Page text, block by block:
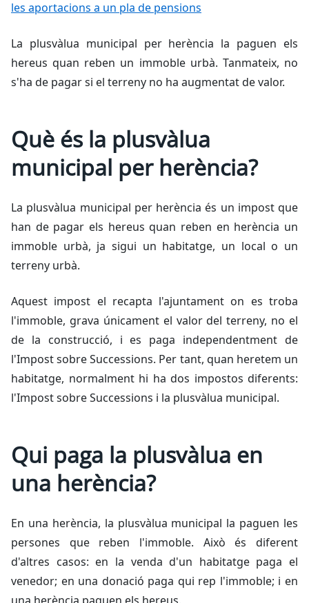
les aportacions a un pla de pensions
La plusvàlua municipal per herència la paguen els
hereus quan reben un immoble urbà. Tanmateix, no
s'ha de pagar si el terreny no ha augmentat de valor.
Què és la plusvàlua
municipal per herència?
La plusvàlua municipal per herència és un impost que
han de pagar els hereus quan reben en herència un
immoble urbà, ja sigui un habitatge, un local o un
terreny urbà.
Aquest impost el recapta l'ajuntament on es troba
l'immoble, grava únicament el valor del terreny, no el
de la construcció, i es paga independentment de
l'Impost sobre Successions. Per tant, quan heretem un
habitatge, normalment hi ha dos impostos diferents:
l'Impost sobre Successions i la plusvàlua municipal.
Qui paga la plusvàlua en
una herència?
En una herència, la plusvàlua municipal la paguen les
persones que reben l'immoble. Això és diferent
d'altres casos: en la venda d'un habitatge paga el
venedor; en una donació paga qui rep l'immoble; i en